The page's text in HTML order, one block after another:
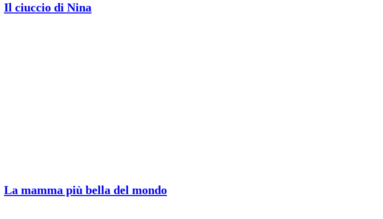
Il ciuccio di Nina
La mamma più bella del mondo